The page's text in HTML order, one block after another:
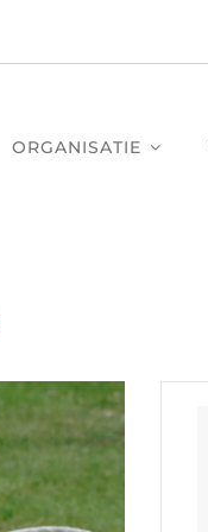
ORGANISATIE